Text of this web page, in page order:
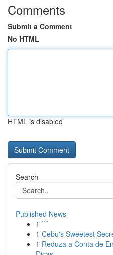
Comments
Submit a Comment
No HTML
HTML is disabled
Search
Published News
1 ```
1 Cebu's Sweetest
1 Reduza a Conta de